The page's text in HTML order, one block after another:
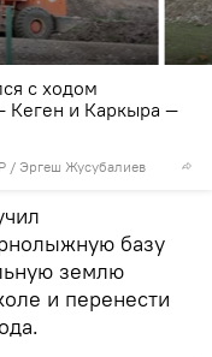
/ Эргеш Жусубалиев
с ходом
Кеген и Каркыра —
базу
землю
и перенести